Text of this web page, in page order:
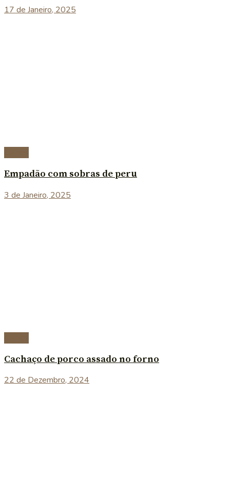
17 de Janeiro, 2025
Empadão com sobras de peru
3 de Janeiro, 2025
Cachaço de porco assado no forno
22 de Dezembro, 2024